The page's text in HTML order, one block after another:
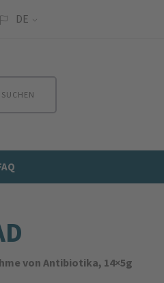
DE
SUCHEN
von Antibiotika, 14×5g